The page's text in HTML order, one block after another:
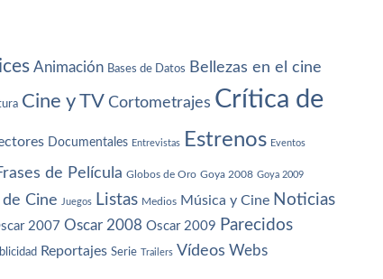
Animación Bases de Datos Bellezas en el cine
Cine y TV Cortometrajes Crítica de
Documentales Entrevistas Estrenos Eventos
de Película Globos de Oro Goya 2008 Goya 2009
de Cine Juegos Listas Medios Música y Cine Noticias
2007 Oscar 2008 Oscar 2009 Parecidos
Reportajes Serie Trailers Vídeos Webs